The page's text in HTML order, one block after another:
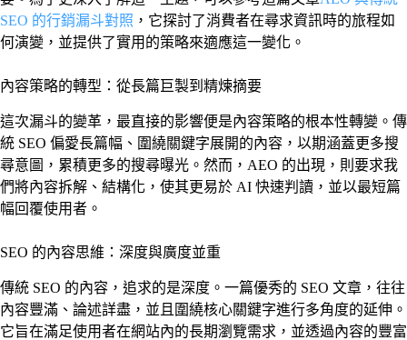
SEO 的行銷漏斗對照 ，它探討了消費者在尋求資訊時的旅程如
何演變，並提供了實用的策略來適應這一變化。
內容策略的轉型：從長篇巨製到精煉摘要
這次漏斗的變革，最直接的影響便是內容策略的根本性轉變。傳
統 SEO 偏愛長篇幅、圍繞關鍵字展開的內容，以期涵蓋更多搜
尋意圖，累積更多的搜尋曝光。然而，AEO 的出現，則要求我
們將內容拆解、結構化，使其更易於 AI 快速判讀，並以最短篇
幅回覆使用者。
SEO 的內容思維：深度與廣度並重
傳統 SEO 的內容，追求的是深度。一篇優秀的 SEO 文章，往往
內容豐滿、論述詳盡，並且圍繞核心關鍵字進行多角度的延伸。
它旨在滿足使用者在網站內的長期瀏覽需求，並透過內容的豐富